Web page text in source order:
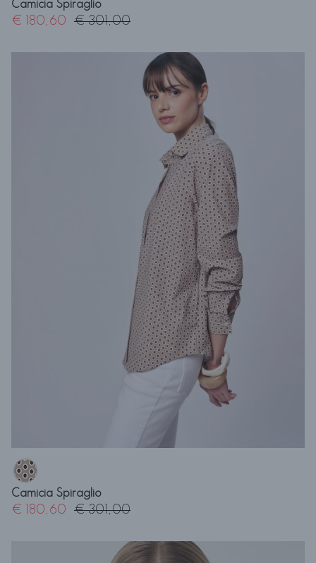
Camicia Spiraglio
€ 180,60 € 301,00
Camicia Spiraglio
€ 180,60 € 301,00